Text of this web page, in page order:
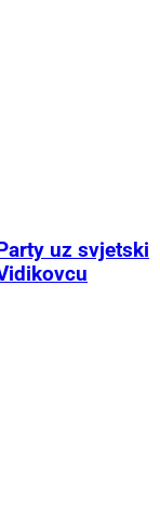
uz svjetski